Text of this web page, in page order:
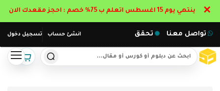
انشئ حساب تسجيل دخول تواصل معنا تحقق
ينتهي يوم 15 اغسطس اتعلم ب 75% خصم : احجز مقعدك الان ✕